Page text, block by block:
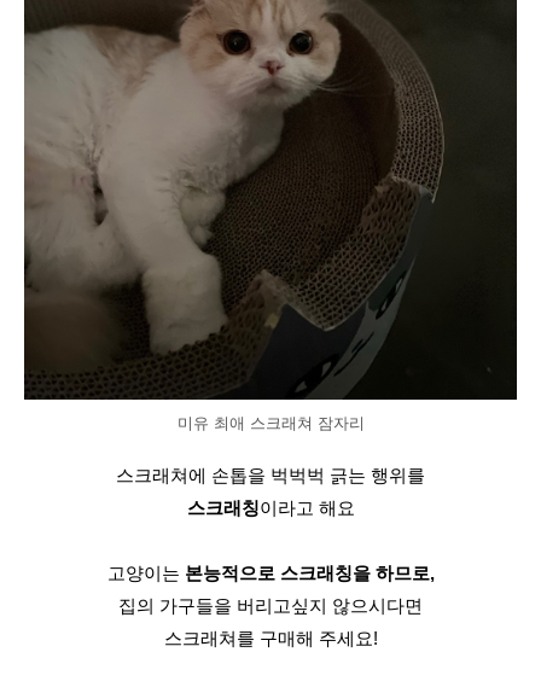
미유 최애 스크래쳐 잠자리
스크래쳐에 손톱을 벅벅벅 긁는 행위를
스크래칭이라고 해요
고양이는 본능적으로 스크래칭을 하므로,
집의 가구들을 버리고싶지 않으시다면
스크래쳐를 구매해 주세요!